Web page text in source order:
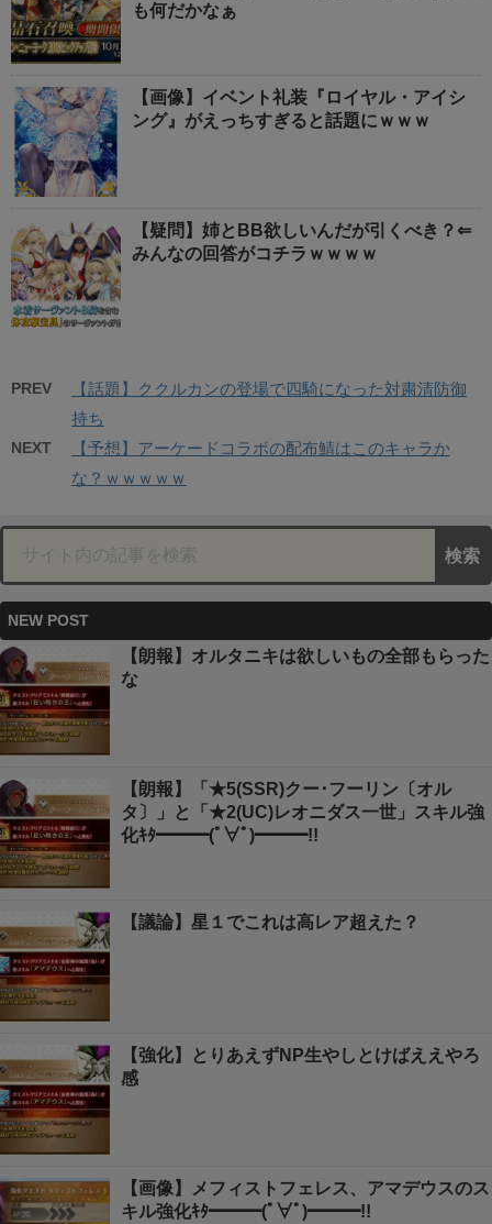
も何だかなぁ
【画像】イベント礼装『ロイヤル・アイシ
ング』がえっちすぎると話題にｗｗｗ
【疑問】姉とBB欲しいんだが引くべき？⇐
みんなの回答がコチラｗｗｗｗ
PREV
【話題】ククルカンの登場で四騎になった対粛清防御
持ち
NEXT
【予想】アーケードコラボの配布鯖はこのキャラか
な？ｗｗｗｗｗ
NEW POST
【朗報】オルタニキは欲しいもの全部もらった
な
【朗報】「★5(SSR)クー･フーリン〔オル
タ〕」と「★2(UC)レオニダス一世」スキル強
化ｷﾀ━━━(ﾟ∀ﾟ)━━━!!
【議論】星１でこれは高レア超えた？
【強化】とりあえずNP生やしとけばええやろ
感
【画像】メフィストフェレス、アマデウスのス
キル強化ｷﾀ━━━(ﾟ∀ﾟ)━━━!!